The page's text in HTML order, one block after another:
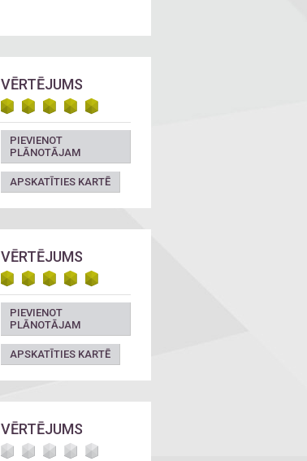
VĒRTĒJUMS
PIEVIENOT
PLĀNOTĀJAM
APSKATĪTIES KARTĒ
VĒRTĒJUMS
PIEVIENOT
PLĀNOTĀJAM
APSKATĪTIES KARTĒ
VĒRTĒJUMS